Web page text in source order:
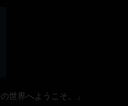
世界へようこそ。」